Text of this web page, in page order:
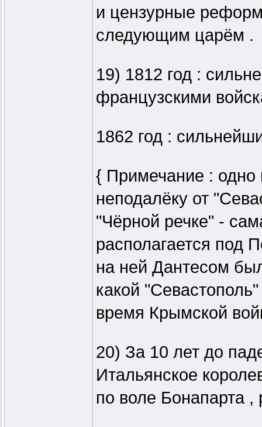
и цензурные
следующим царём .
19) 1812 год :
французскими
1862 год :
{ Примечание :
неподалёку от
"Чёрной речке" -
располагается под
на ней Дантесом
какой
время Крымской
20) За 10 лет до
Итальянское
по воле Бонапарта